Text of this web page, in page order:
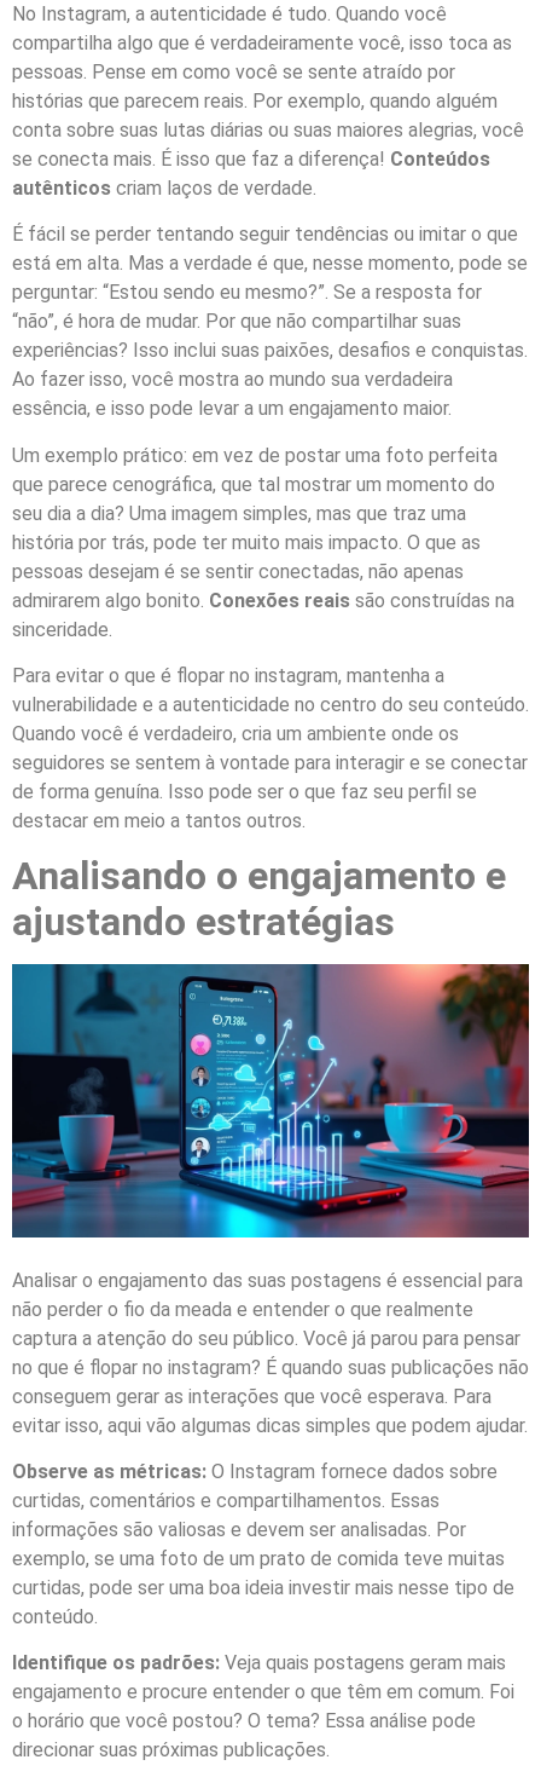
No Instagram, a autenticidade é tudo. Quando você
compartilha algo que é verdadeiramente você, isso toca as
pessoas. Pense em como você se sente atraído por
histórias que parecem reais. Por exemplo, quando alguém
conta sobre suas lutas diárias ou suas maiores alegrias, você
se conecta mais. É isso que faz a diferença! Conteúdos
autênticos criam laços de verdade.
É fácil se perder tentando seguir tendências ou imitar o que
está em alta. Mas a verdade é que, nesse momento, pode se
perguntar: “Estou sendo eu mesmo?”. Se a resposta for
“não”, é hora de mudar. Por que não compartilhar suas
experiências? Isso inclui suas paixões, desafios e conquistas.
Ao fazer isso, você mostra ao mundo sua verdadeira
essência, e isso pode levar a um engajamento maior.
Um exemplo prático: em vez de postar uma foto perfeita
que parece cenográfica, que tal mostrar um momento do
seu dia a dia? Uma imagem simples, mas que traz uma
história por trás, pode ter muito mais impacto. O que as
pessoas desejam é se sentir conectadas, não apenas
admirarem algo bonito. Conexões reais são construídas na
sinceridade.
Para evitar o que é flopar no instagram, mantenha a
vulnerabilidade e a autenticidade no centro do seu conteúdo.
Quando você é verdadeiro, cria um ambiente onde os
seguidores se sentem à vontade para interagir e se conectar
de forma genuína. Isso pode ser o que faz seu perfil se
destacar em meio a tantos outros.
Analisando o engajamento e
ajustando estratégias
Analisar o engajamento das suas postagens é essencial para
não perder o fio da meada e entender o que realmente
captura a atenção do seu público. Você já parou para pensar
no que é flopar no instagram? É quando suas publicações não
conseguem gerar as interações que você esperava. Para
evitar isso, aqui vão algumas dicas simples que podem ajudar.
Observe as métricas: O Instagram fornece dados sobre
curtidas, comentários e compartilhamentos. Essas
informações são valiosas e devem ser analisadas. Por
exemplo, se uma foto de um prato de comida teve muitas
curtidas, pode ser uma boa ideia investir mais nesse tipo de
conteúdo.
Identifique os padrões: Veja quais postagens geram mais
engajamento e procure entender o que têm em comum. Foi
o horário que você postou? O tema? Essa análise pode
direcionar suas próximas publicações.